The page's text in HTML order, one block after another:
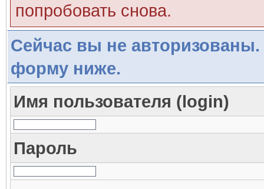
попробовать снова.
Сейчас вы не авторизованы.
форму ниже.
Имя пользователя (login)
Пароль